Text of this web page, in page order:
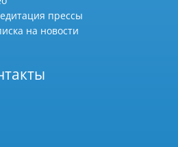
прессы
на новости